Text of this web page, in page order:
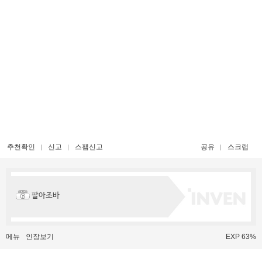
추천확인 신고 스팸신고 공유 스크랩
팔아조바
메뉴 인장보기 EXP 63%